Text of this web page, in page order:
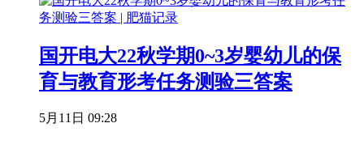
国开电大22秋学期0~3岁婴幼儿的保
育与教育形考任务测验三答案
5月11日 09:28